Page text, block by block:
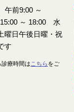
療時間はこちら をご